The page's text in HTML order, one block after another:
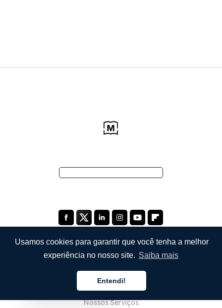
Usamos cookies para garantir que você tenha a melhor
experiência no nosso site. Saiba mais
Entendi!
Sobre Nós
Nossos Serviços
Português